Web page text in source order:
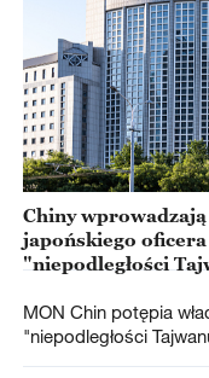
Chiny
japońskiego oficera
"niepodległości
MON Chin potępia
"niepodległości